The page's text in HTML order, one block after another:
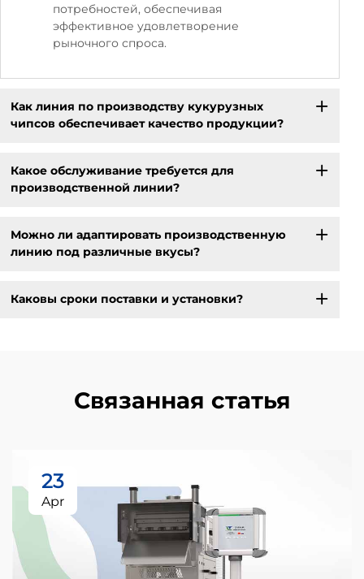
потребностей, обеспечивая
эффективное удовлетворение
рыночного спроса.
Как линия по производству кукурузных
чипсов обеспечивает качество продукции?
Какое обслуживание требуется для
производственной линии?
Можно ли адаптировать производственную
линию под различные вкусы?
Каковы сроки поставки и установки?
Связанная статья
23
Apr